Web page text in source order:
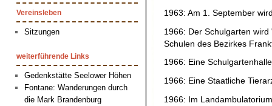
Vereinsleben
Sitzungen
weiterführende Links
Gedenkstätte Seelower Höhen
Fontane: Wanderungen durch
die Mark Brandenburg
1963: Am 1. September
1966: Der Schulgarten
Schulen des Bezirkes
1966: Eine
1966: Eine Staatliche
1966: Im